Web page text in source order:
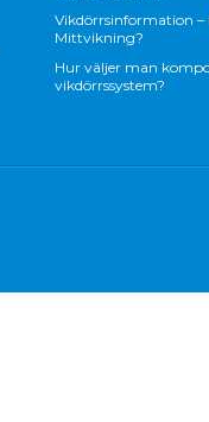
Vikdörrsinformation
Mittvikning?
Hur väljer man
vikdörrssystem?